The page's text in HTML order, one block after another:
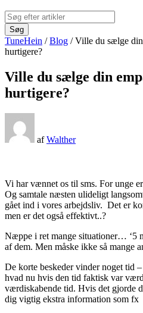
TuneHein /Blog /Ville du sælge
hurtigere?
Ville du sælge din
hurtigere?
af Walther
Vi har vænnet os til sms. For unge
Og samtale næsten ulideligt
gået ind i vores arbejdsliv. Det er
men er det også effektivt..?
Næppe i ret mange situationer… ‘5
af dem. Men måske ikke så mange
De korte beskeder vinder noget tid
hvad nu hvis den tid faktisk var
værdiskabende tid. Hvis det gjorde
dig vigtig ekstra information som fx